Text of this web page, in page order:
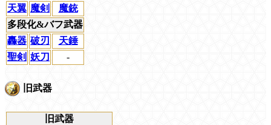
天翼 魔剣
魔銃
多段化&バフ武器
轟器 破刃
天錘
聖剣 妖刀 -
旧武器
旧武器